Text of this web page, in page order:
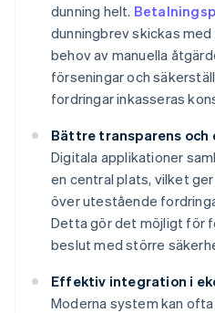
dunning helt.
dunningbrev skickas
behov av manuella
förseningar och
fordringar inkasseras
Bättre transparens
Digitala applikationer
en central plats, vilket
över utestående
Detta gör det möjligt för
beslut med större
Effektiv integration i
Moderna system kan